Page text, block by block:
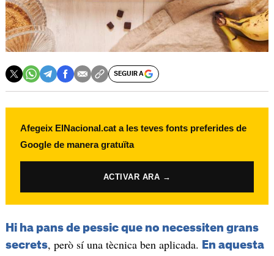
SEGUIR A
Afegeix ElNacional.cat a les teves fonts preferides de
Google de manera gratuïta
ACTIVAR ARA →
Hi ha pans de pessic que no necessiten grans
secrets, però sí una tècnica ben aplicada.
En aquesta